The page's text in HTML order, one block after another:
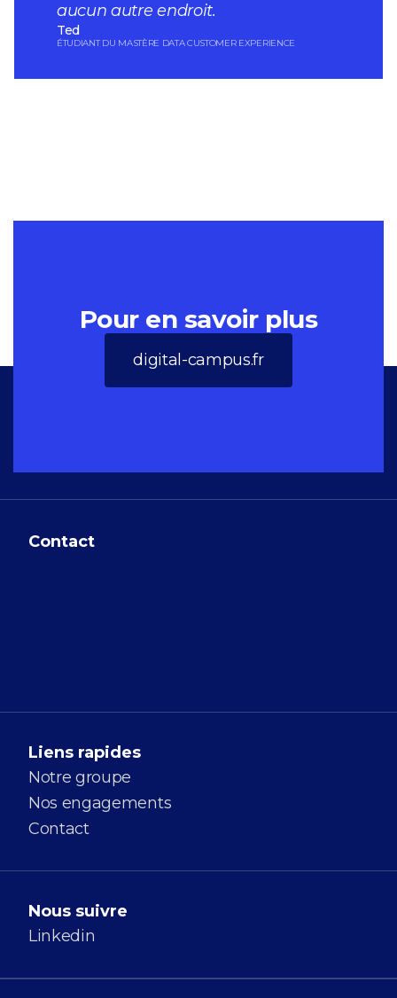
aucun autre endroit.
Ted
ÉTUDIANT DU MASTÈRE DATA CUSTOMER EXPERIENCE
Pour en savoir plus
digital-campus.fr
Contact
Liens rapides
Notre groupe
Nos engagements
Contact
Nous suivre
Linkedin